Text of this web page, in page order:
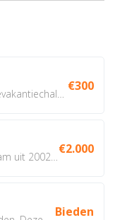
€300
€2.000
Bieden